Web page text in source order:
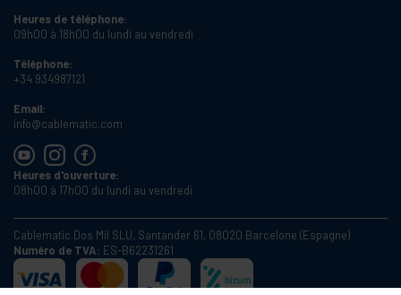
Heures de téléphone:
09h00 à 18h00 du lundi au vendredi
Téléphone:
+34 934987121
Email:
info@cablematic.com
Heures d'ouverture:
08h00 à 17h00 du lundi au vendredi
Cablematic Dos Mil SLU, Santander 61, 08020 Barcelone (Espagne)
Numéro de TVA: ES-B62231261